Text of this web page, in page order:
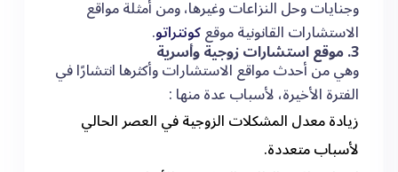
وجنايات وحل النزاعات وغيرها، ومن أمثلة مواقع
الاستشارات القانونية موقعكونتراتو.
3. موقع استشارات زوجية وأسرية
وهي من أحدث مواقع الاستشارات وأكثرها انتشارًا في
الفترة الأخيرة، لأسباب عدة منها :
زيادة معدل المشكلات الزوجية في العصر الحالي
لأسباب متعددة.